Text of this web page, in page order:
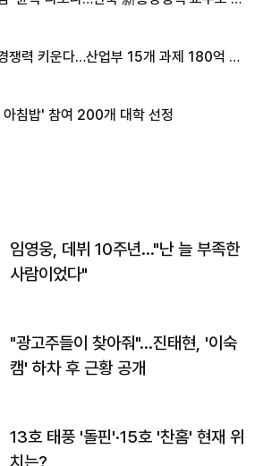
쟁력 키운다…산업부 15개 과제 180억 지
아침밥' 참여 200개 대학 선정
임영웅, 데뷔 10주년…"난 늘 부족한
사람이었다"
"광고주들이 찾아줘"…진태현, '이숙
캠' 하차 후 근황 공개
13호 태풍 '돌핀'·15호 '찬홈' 현재 위